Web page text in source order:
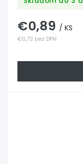
€0,72 bez DPH
€0,89 / KS